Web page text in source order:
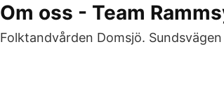
Om oss - Team
Folktandvården Domsjö. Sundsvägen